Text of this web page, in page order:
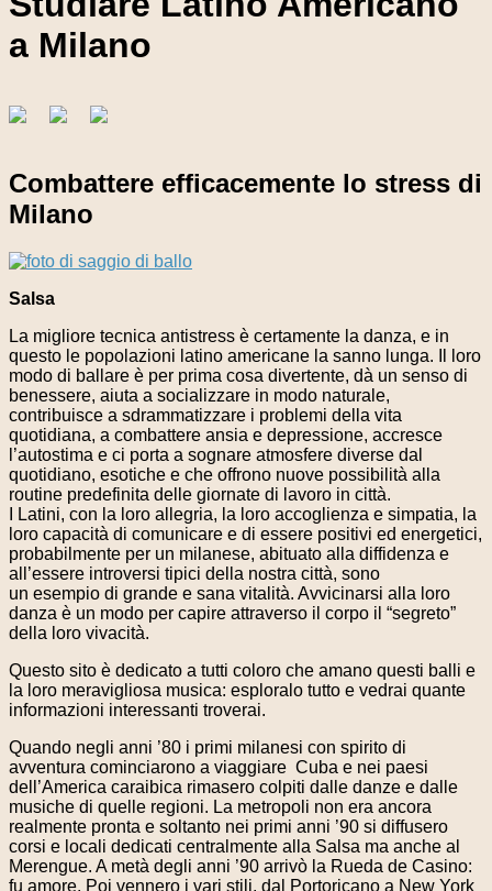
a Milano
Combattere efficacemente lo stress di
Milano
Salsa
La migliore tecnica antistress è certamente la danza, e in
questo le popolazioni latino americane la sanno lunga. Il loro
modo di ballare è per prima cosa divertente, dà un senso di
benessere, aiuta a socializzare in modo naturale,
contribuisce a sdrammatizzare i problemi della vita
quotidiana, a combattere ansia e depressione, accresce
l’autostima e ci porta a sognare atmosfere diverse dal
quotidiano, esotiche e che offrono nuove possibilità alla
routine predefinita delle giornate di lavoro in città.
I Latini, con la loro allegria, la loro accoglienza e simpatia, la
loro capacità di comunicare e di essere positivi ed energetici,
probabilmente per un milanese, abituato alla diffidenza e
all’essere introversi tipici della nostra città, sono
un esempio di grande e sana vitalità. Avvicinarsi alla loro
danza è un modo per capire attraverso il corpo il “segreto”
della loro vivacità.
Questo sito è dedicato a tutti coloro che amano questi balli e
la loro meravigliosa musica: esploralo tutto e vedrai quante
informazioni interessanti troverai.
Quando negli anni ’80 i primi milanesi con spirito di
avventura cominciarono a viaggiare Cuba e nei paesi
dell’America caraibica rimasero colpiti dalle danze e dalle
musiche di quelle regioni. La metropoli non era ancora
realmente pronta e soltanto nei primi anni ’90 si diffusero
corsi e locali dedicati centralmente alla Salsa ma anche al
Merengue. A metà degli anni ’90 arrivò la Rueda de Casino:
fu amore. Poi vennero i vari stili, dal Portoricano a New York